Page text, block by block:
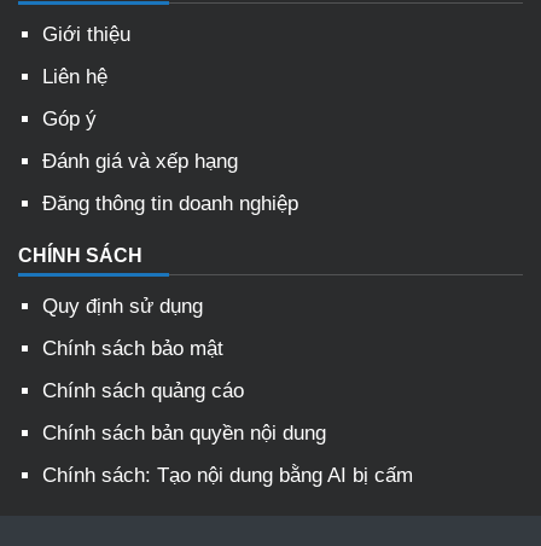
Giới thiệu
Liên hệ
Góp ý
Đánh giá và xếp hạng
Đăng thông tin doanh nghiệp
CHÍNH SÁCH
Quy định sử dụng
Chính sách bảo mật
Chính sách quảng cáo
Chính sách bản quyền nội dung
Chính sách: Tạo nội dung bằng AI bị cấm